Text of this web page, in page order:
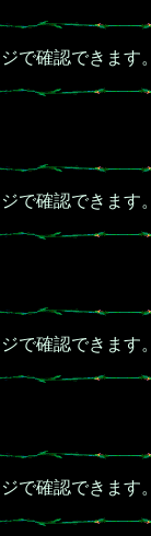
で確認できます。
で確認できます。
で確認できます。
で確認できます。